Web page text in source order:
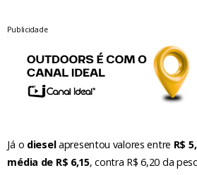
Publicidade
Já o dieselapresentou valores entre R$
média de R$ 6,15, contra R$ 6,20 da